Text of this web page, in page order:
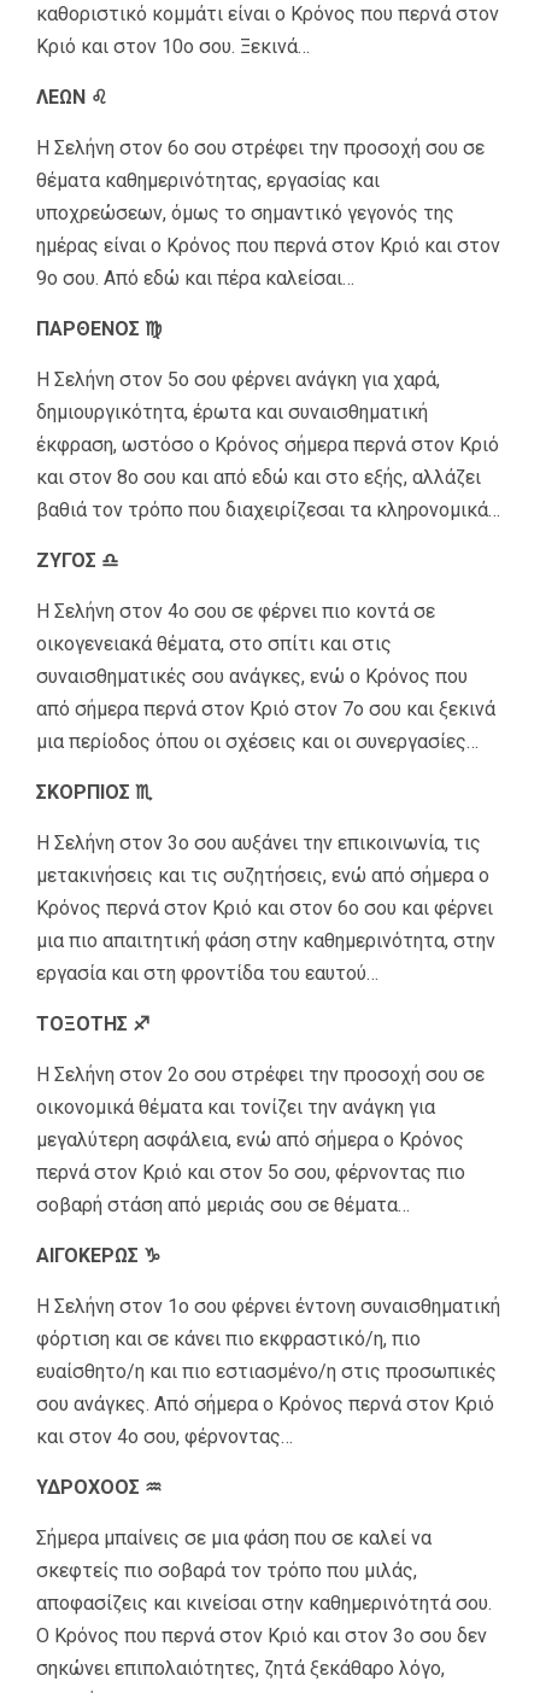
καθοριστικό κομμάτι είναι ο Κρόνος που περνά στον
Κριό και στον 10ο σου. Ξεκινά…
ΛΕΩΝ ♌
Η Σελήνη στον 6ο σου στρέφει την προσοχή σου σε
θέματα καθημερινότητας, εργασίας και
υποχρεώσεων, όμως το σημαντικό γεγονός της
ημέρας είναι ο Κρόνος που περνά στον Κριό και στον
9ο σου. Από εδώ και πέρα καλείσαι…
ΠΑΡΘΕΝΟΣ ♍
Η Σελήνη στον 5ο σου φέρνει ανάγκη για χαρά,
δημιουργικότητα, έρωτα και συναισθηματική
έκφραση, ωστόσο ο Κρόνος σήμερα περνά στον Κριό
και στον 8ο σου και από εδώ και στο εξής, αλλάζει
βαθιά τον τρόπο που διαχειρίζεσαι τα κληρονομικά…
ΖΥΓΟΣ ♎
Η Σελήνη στον 4ο σου σε φέρνει πιο κοντά σε
οικογενειακά θέματα, στο σπίτι και στις
συναισθηματικές σου ανάγκες, ενώ ο Κρόνος που
από σήμερα περνά στον Κριό στον 7ο σου και ξεκινά
μια περίοδος όπου οι σχέσεις και οι συνεργασίες…
ΣΚΟΡΠΙΟΣ ♏
Η Σελήνη στον 3ο σου αυξάνει την επικοινωνία, τις
μετακινήσεις και τις συζητήσεις, ενώ από σήμερα ο
Κρόνος περνά στον Κριό και στον 6ο σου και φέρνει
μια πιο απαιτητική φάση στην καθημερινότητα, στην
εργασία και στη φροντίδα του εαυτού…
ΤΟΞΟΤΗΣ ♐
Η Σελήνη στον 2ο σου στρέφει την προσοχή σου σε
οικονομικά θέματα και τονίζει την ανάγκη για
μεγαλύτερη ασφάλεια, ενώ από σήμερα ο Κρόνος
περνά στον Κριό και στον 5ο σου, φέρνοντας πιο
σοβαρή στάση από μεριάς σου σε θέματα…
ΑΙΓΟΚΕΡΩΣ ♑
Η Σελήνη στον 1ο σου φέρνει έντονη συναισθηματική
φόρτιση και σε κάνει πιο εκφραστικό/η, πιο
ευαίσθητο/η και πιο εστιασμένο/η στις προσωπικές
σου ανάγκες. Από σήμερα ο Κρόνος περνά στον Κριό
και στον 4ο σου, φέρνοντας…
ΥΔΡΟΧΟΟΣ ♒
Σήμερα μπαίνεις σε μια φάση που σε καλεί να
σκεφτείς πιο σοβαρά τον τρόπο που μιλάς,
αποφασίζεις και κινείσαι στην καθημερινότητά σου.
Ο Κρόνος που περνά στον Κριό και στον 3ο σου δεν
σηκώνει επιπολαιότητες, ζητά ξεκάθαρο λόγο,